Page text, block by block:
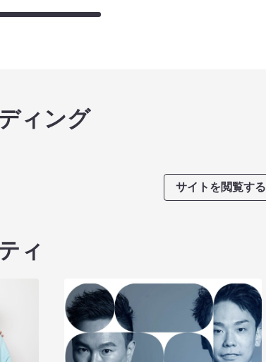
ィング
サイトを閲覧する
ィ